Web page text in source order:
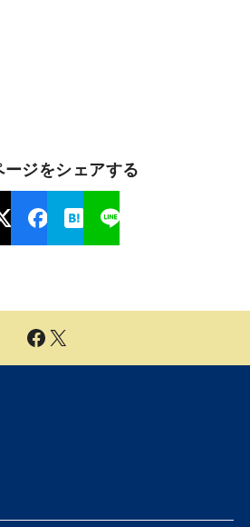
ージをシェアする
Facebook X